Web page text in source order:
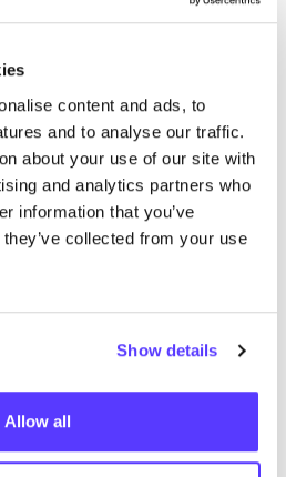
content and ads, to
and to analyse our traffic.
about your use of our site with
and analytics partners who
information that you’ve
collected from your use
Show details
Allow all